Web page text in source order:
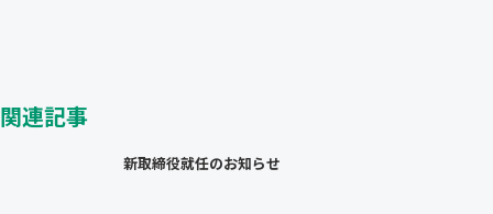
関連記事
新取締役就任のお知らせ